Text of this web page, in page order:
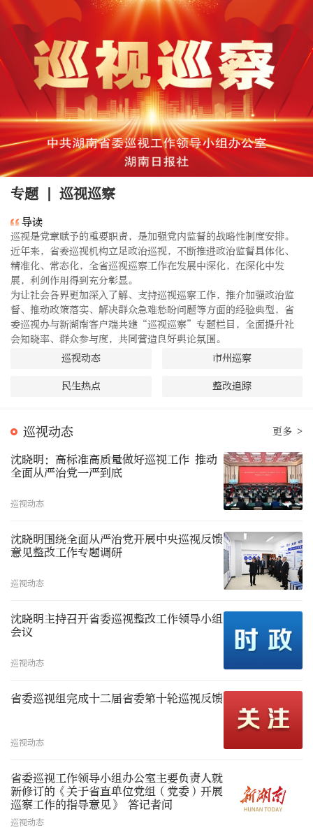
专题 | 巡视巡察
导读
巡视是党章赋予的重要职责，是加强党内监督的战略性制度安排。
近年来，省委巡视机构立足政治巡视，不断推进政治监督具体化、
精准化、常态化，全省巡视巡察工作在发展中深化，在深化中发
展，利剑作用得到充分彰显。
为让社会各界更加深⼊了解、支持巡视巡察工作，推介加强政治监
督、推动政策落实、解决群众急难愁盼问题等方面的经验典型，省
委巡视办与新湖南客户端共建“巡视巡察”专题栏目，全面提升社
会知晓率、群众参与度，共同营造良好舆论氛围。
巡视动态
市州巡察
民生热点 整改追踪
巡视动态 更多 >
沈晓明：高标准高质量做好巡视工作 推动
全面从严治党一严到底
巡视动态
沈晓明围绕全面从严治党开展中央巡视反馈
意见整改工作专题调研
巡视动态
沈晓明主持召开省委巡视整改工作领导小组
会议
巡视动态
省委巡视组完成十二届省委第十轮巡视反馈
巡视动态
省委巡视工作领导小组办公室主要负责人就
新修订的《关于省直单位党组（党委）开展
巡察工作的指导意见》 答记者问
巡视动态